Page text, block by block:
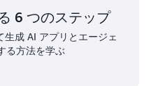
6 つのステップ
成 AI アプリとエージェ
る方法を学ぶ